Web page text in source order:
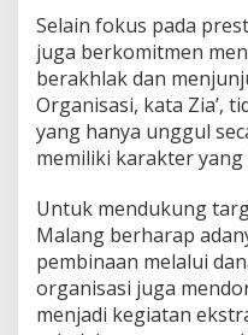
0
2
7
Selain fokus pada
juga berkomitmen
berakhlak dan
Organisasi, kata Zia’,
yang hanya unggul
memiliki karakter yang
Untuk mendukung
Malang berharap
pembinaan melalui
organisasi juga
menjadi kegiatan